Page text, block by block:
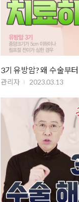
3기 유방암? 왜 수술부
관리자 2023.03.13